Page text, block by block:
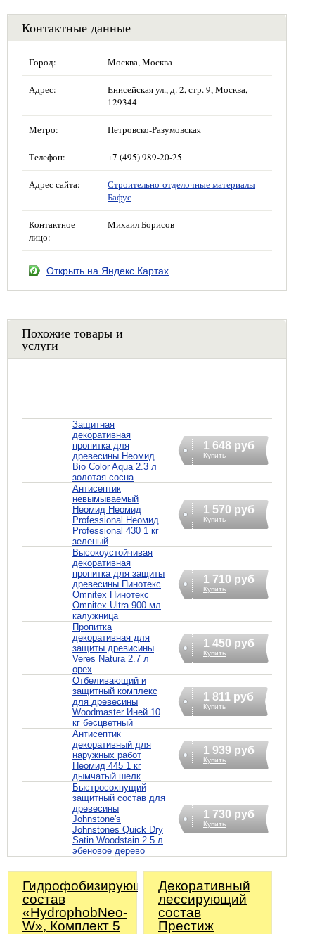
Контактные данные
Город: Москва, Москва
Адрес:
Енисейская ул., д. 2, стр. 9, Москва,
129344
Метро: Петровско-Разумовская
Телефон: +7 (495) 989-20-25
Адрес сайта:
Строительно-отделочные материалы
Бафус
Контактное
лицо:
Михаил Борисов
Открыть на Яндекс.Картах
Похожие товары и
услуги
Защитная
декоративная
пропитка для
древесины Неомид
Bio Color Aqua 2.3 л
золотая сосна
1 648 руб
Купить
Антисептик
невымываемый
Неомид Неомид
Professional Неомид
Professional 430 1 кг
зеленый
1 570 руб
Купить
Высокоустойчивая
декоративная
пропитка для защиты
древесины Пинотекс
Omnitex Пинотекс
Omnitex Ultra 900 мл
калужница
1 710 руб
Купить
Пропитка
декоративная для
защиты древисины
Veres Natura 2.7 л
орех
1 450 руб
Купить
Отбеливающий и
защитный комплекс
для древесины
Woodmaster Иней 10
кг бесцветный
1 811 руб
Купить
Антисептик
декоративный для
наружных работ
Неомид 445 1 кг
дымчатый шелк
1 939 руб
Купить
Быстросохнущий
защитный состав для
древесины
Johnstone's
Johnstones Quick Dry
Satin Woodstain 2.5 л
эбеновое дерево
1 730 руб
Купить
Гидрофобизирующий
состав
«HydrophobNeo-
W», Комплект 5
Декоративный
лессирующий
состав
Престиж